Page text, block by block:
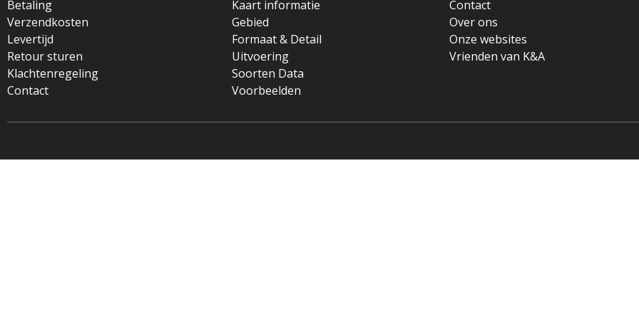
Betaling
Verzendkosten
Levertijd
Retour sturen
Klachtenregeling
Contact
Kaart informatie
Gebied
Formaat & Detail
Uitvoering
Soorten Data
Voorbeelden
Contact
Over ons
Onze websites
Vrienden van K&A